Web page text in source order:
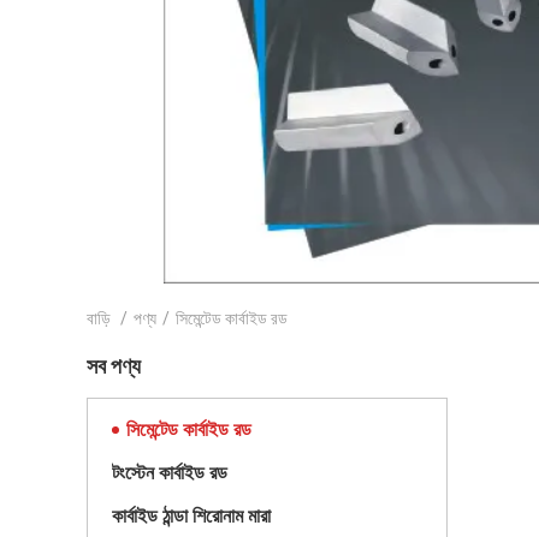
বাড়ি / পণ্য / সিমেন্টেড কার্বাইড রড
সব পণ্য
সিমেন্টেড কার্বাইড রড
টংস্টেন কার্বাইড রড
কার্বাইড ঠান্ডা শিরোনাম মারা